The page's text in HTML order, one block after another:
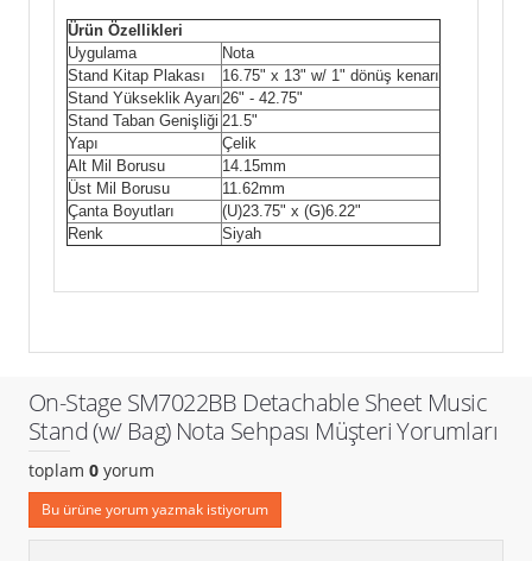
Ürün Özellikleri
Uygulama
Nota
Stand Kitap Plakası
16.75" x 13" w/ 1" dönüş kenarı
Stand Yükseklik Ayarı26" - 42.75"
Stand Taban Genişliği 21.5"
Yapı
Çelik
Alt Mil Borusu
14.15mm
Üst Mil Borusu
11.62mm
Çanta Boyutları
(U)23.75" x (G)6.22"
Renk
Siyah
On-Stage SM7022BB Detachable Sheet Music
Stand (w/ Bag) Nota Sehpası Müşteri Yorumları
toplam 0 yorum
Bu ürüne yorum yazmak istiyorum